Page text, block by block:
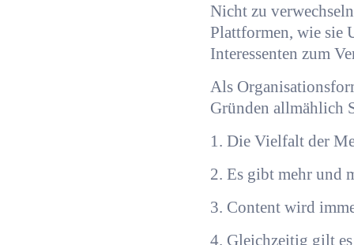
Nicht zu
Plattformen, wie sie
Interessenten zum
Als
Gründen allmählich
1. Die Vielfalt der
2. Es gibt mehr und
3. Content wird
4. Gleichzeitig gilt